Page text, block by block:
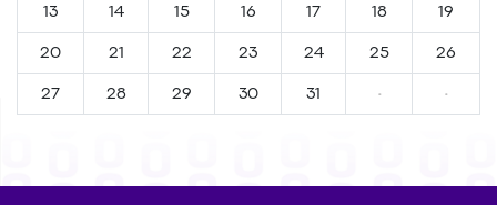
13 14 15 16 17 18 19
20 21 22 23 24 25 26
27 28 29 30 31 · ·